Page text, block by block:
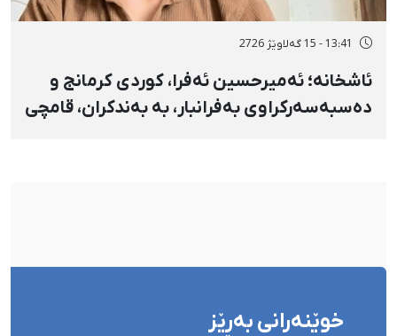
13:41 - 15 گەلاوێژ 2726
ئاشخانە؛ ئەمیرحسین ئەفرا، کوردی کرمانج و
دەسبەسەرکراوی بەفرانبار، بە بەندکران، قامچی
خوێنەرانی بەڕێز